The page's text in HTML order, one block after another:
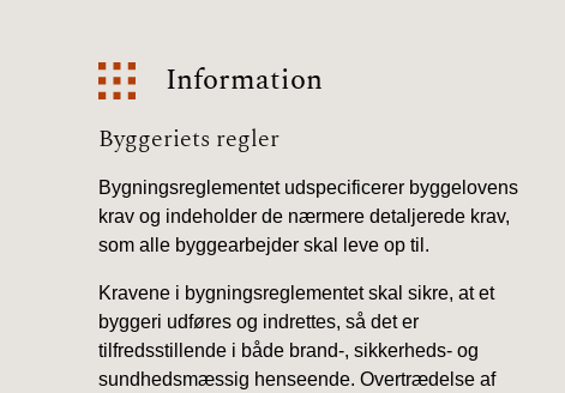
Information
Information
Byggeriets regler
Bygningsreglementet udspecificerer byggelovens
krav og indeholder de nærmere detaljerede krav,
som alle byggearbejder skal leve op til.
Kravene i bygningsreglementet skal sikre, at et
byggeri udføres og indrettes, så det er
tilfredsstillende i både brand-, sikkerheds- og
sundhedsmæssig henseende. Overtrædelse af